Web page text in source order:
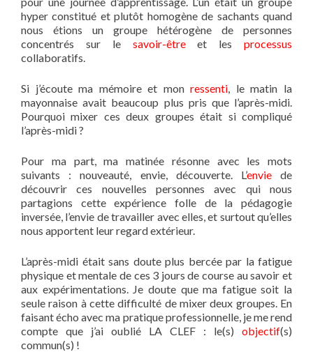
hyper constitué et plutôt homogène de sachants quand
nous étions un groupe hétérogène de personnes
concentrés sur le savoir-êtreet les processus
collaboratifs.
Si j’écoute ma mémoire et monressenti, le matin la
mayonnaise avait beaucoup plus pris que l’après-midi.
Pourquoi mixer ces deux groupes était si compliqué
l’après-midi ?
Pour ma part, ma matinée résonne avec les mots
suivants : nouveauté, envie, découverte. L’enviede
découvrir ces nouvelles personnes avec qui nous
partagions cette expérience folle de la pédagogie
inversée, l’envie de travailler avec elles, et surtout qu’elles
nous apportent leur regard extérieur.
L’après-midi était sans doute plus bercée par la fatigue
physique et mentale de ces 3 jours de course au savoir et
aux expérimentations. Je doute que ma fatigue soit la
seule raison à cette difficulté de mixer deux groupes. En
faisant écho avec ma pratique professionnelle, je me rend
compte que j’ai oublié LA CLEF : le(s) objectif(s)
commun(s) !